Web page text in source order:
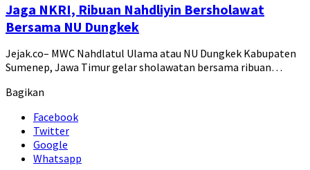
Jaga NKRI, Ribuan Nahdliyin Bersholawat
Bersama NU Dungkek
Jejak.co– MWC Nahdlatul Ulama atau NU Dungkek Kabupaten
Sumenep, Jawa Timur gelar sholawatan bersama ribuan…
Bagikan
Facebook
Twitter
Google
Whatsapp